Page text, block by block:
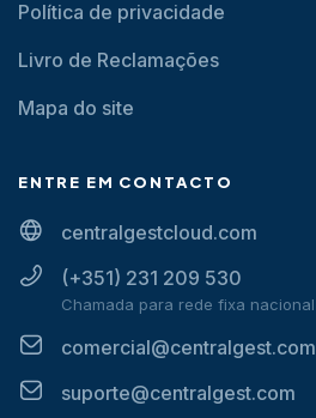
Política de privacidade
Livro de Reclamações
Mapa do site
ENTRE EM CONTACTO
centralgestcloud.com
(+351) 231 209 530
Chamada para rede fixa nacional
comercial@centralgest.com
suporte@centralgest.com